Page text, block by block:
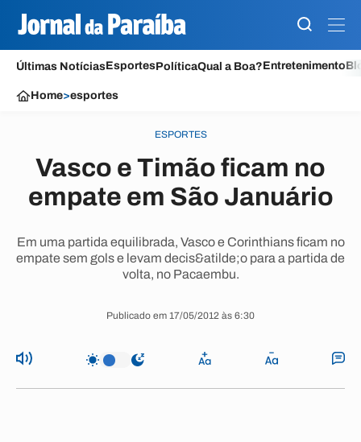
Últimas NotíciasEsportesPolíticaQual a Boa?Entretenimento
Home>esportes
ESPORTES
Vasco e Timão ficam no
empate em São Januário
Em uma partida equilibrada, Vasco e Corinthians ficam no
empate sem gols e levam decis&atilde;o para a partida de
volta, no Pacaembu.
Publicado em 17/05/2012 às 6:30